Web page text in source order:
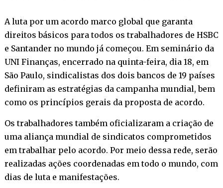
A luta por um acordo marco global que garanta
direitos básicos para todos os trabalhadores de HSBC
e Santander no mundo já começou. Em seminário da
UNI Finanças, encerrado na quinta-feira, dia 18, em
São Paulo, sindicalistas dos dois bancos de 19 países
definiram as estratégias da campanha mundial, bem
como os princípios gerais da proposta de acordo.
Os trabalhadores também oficializaram a criação de
uma aliança mundial de sindicatos comprometidos
em trabalhar pelo acordo. Por meio dessa rede, serão
realizadas ações coordenadas em todo o mundo, com
dias de luta e manifestações.